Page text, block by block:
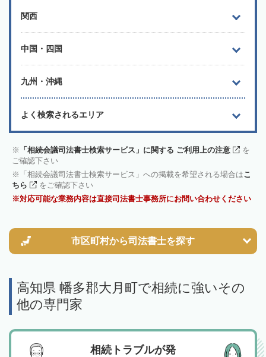
関西
中国・四国
九州・沖縄
よく検索されるエリア
「相続会議司法書士検索サービス」に関する ご利用上の注意
を
ご確認下さい
「相続会議司法書士検索サービス」への掲載を希望される場合はこ
ちら
をご確認下さい
対応可能な業務内容は直接司法書士事務所にお問い合わせください
市区町村から司法書士を探す
高知県 幡多郡大月町で相続に強いその
他の専門家
相続トラブルが発